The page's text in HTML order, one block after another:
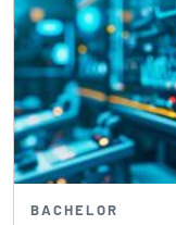
BACHELOR